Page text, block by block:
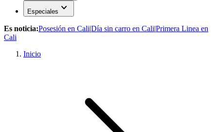
Especiales expand_more
Es noticia:Posesión en Cali|Día sin carro en Cali|Primera Linea en
Cali
Inicio